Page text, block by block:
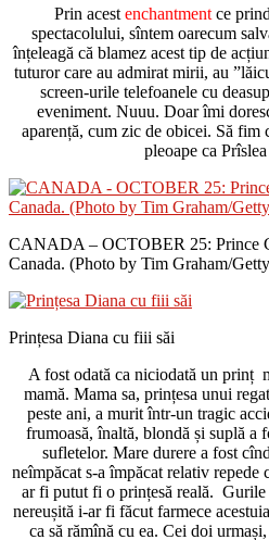
Prin acest enchantment ce
spectacolului, sîntem oarecum
înțeleagă că blamez acest tip de
tuturor care au admirat mirii, au
screen-urile telefoanele cu
eveniment. Nuuu. Doar îmi
aparență, cum zic de obicei. Să fim
pleoape ca
CANADA – OCTOBER 25: Prince
Canada. (Photo by Tim Graham/
Prințesa Diana cu fiii săi
A fost odată ca niciodată un prinț
mamă. Mama sa, prințesa unui
peste ani, a murit într-un tragic
frumoasă, înaltă, blondă și suplă a
sufletelor. Mare durere a fost
neîmpăcat s-a împăcat relativ repede
ar fi putut fi o prințesă reală.
nereușită i-ar fi făcut farmece
ca să rămînă cu ea. Cei doi